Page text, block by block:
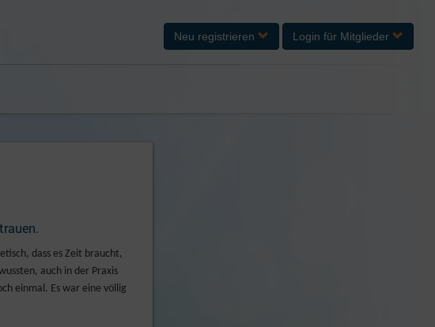
dass es Zeit braucht,
auch in der Praxis
einmal. Es war eine völlig
Neu registrieren Login für Mitglieder